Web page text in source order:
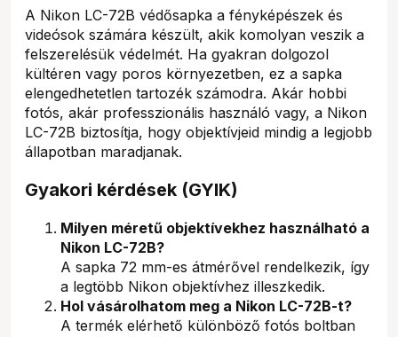
A Nikon LC-72B védősapka a fényképészek és
videósok számára készült, akik komolyan veszik a
felszerelésük védelmét. Ha gyakran dolgozol
kültéren vagy poros környezetben, ez a sapka
elengedhetetlen tartozék számodra. Akár hobbi
fotós, akár professzionális használó vagy, a Nikon
LC-72B biztosítja, hogy objektívjeid mindig a legjobb
állapotban maradjanak.
Gyakori kérdések (GYIK)
Milyen méretű objektívekhez használható a
Nikon LC-72B?
A sapka 72 mm-es átmérővel rendelkezik, így
a legtöbb Nikon objektívhez illeszkedik.
Hol vásárolhatom meg a Nikon LC-72B-t?
A termék elérhető különböző fotós boltban